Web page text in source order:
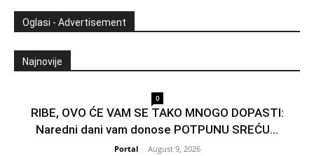
Oglasi - Advertisement
Najnovije
0
RIBE, OVO ĆE VAM SE TAKO MNOGO DOPASTI:
Naredni dani vam donose POTPUNU SREĆU...
Portal - August 9, 2026